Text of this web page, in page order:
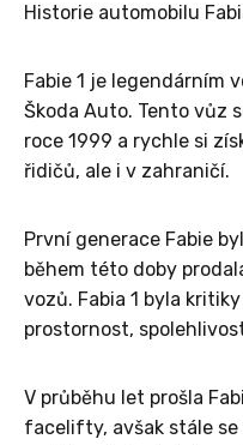
Historie automobilu
Fabie 1 je legendárním
Škoda Auto. Tento vůz
roce 1999 a rychle si
řidičů, ale i v zahraničí.
První generace Fabie
během této doby
vozů. Fabia 1 byla
prostornost,
V průběhu let prošla
facelifty, avšak stále